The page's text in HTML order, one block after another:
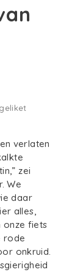
verlaten
zei
We
daar
alles,
onze fiets
rode
onkruid.